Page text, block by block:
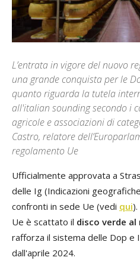
L’entrata in vigore del nuovo
una grande conquista per le
quanto riguarda la tutela
all'italian sounding secondo i
agricole e associazioni di
Castro, relatore
regolamento Ue
Ufficialmente approvata a
delle Ig (Indicazioni
confronti in sede Ue (vedi qui
Ue è scattato il disco verde
rafforza il sistema delle Dop e
dall'aprile 2024.